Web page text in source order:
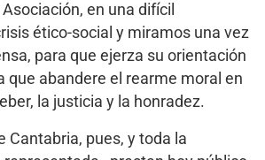
en una difícil
ético-social y miramos una vez
para que ejerza su orientación
que abandere el rearme moral en
la justicia y la honradez.
Cantabria, pues, y toda la